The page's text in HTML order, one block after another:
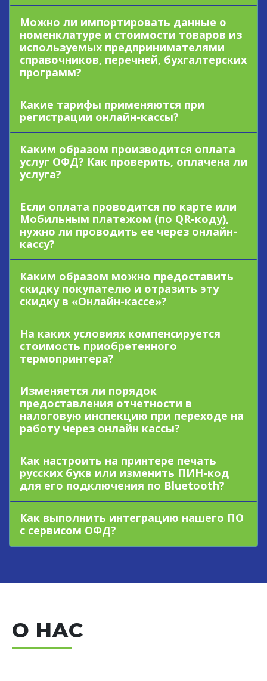
Можно ли импортировать данные о
номенклатуре и стоимости товаров из
используемых предпринимателями
справочников, перечней, бухгалтерских
программ?
Какие тарифы применяются при
регистрации онлайн-кассы?
Каким образом производится оплата
услуг ОФД? Как проверить, оплачена ли
услуга?
Если оплата проводится по карте или
Мобильным платежом (по QR-коду),
нужно ли проводить ее через онлайн-
кассу?
Каким образом можно предоставить
скидку покупателю и отразить эту
скидку в «Онлайн-кассе»?
На каких условиях компенсируется
стоимость приобретенного
термопринтера?
Изменяется ли порядок
предоставления отчетности в
налоговую инспекцию при переходе на
работу через онлайн кассы?
Как настроить на принтере печать
русских букв или изменить ПИН-код
для его подключения по Bluetooth?
Как выполнить интеграцию нашего ПО
с сервисом ОФД?
О НАС